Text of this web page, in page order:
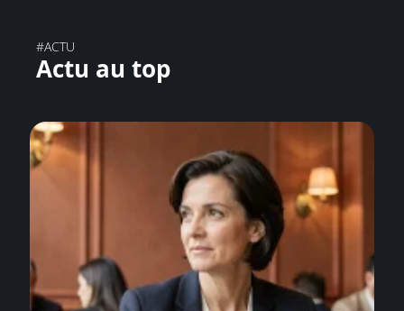
#ACTU
Actu au top